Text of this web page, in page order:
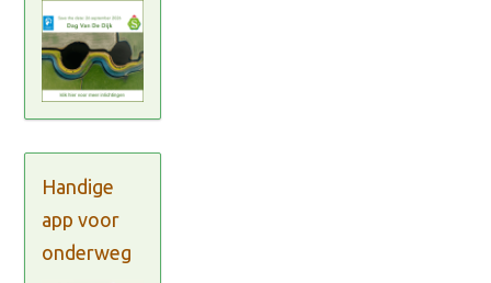
Handige
app voor
onderweg